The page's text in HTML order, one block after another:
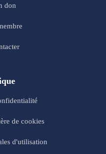
don
de cookies
d'utilisation